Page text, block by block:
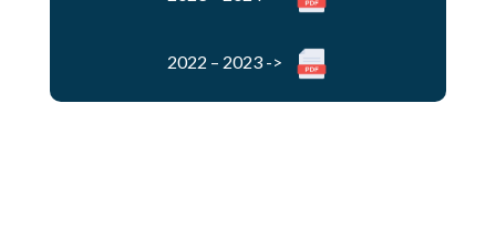
2022 – 2023 ->